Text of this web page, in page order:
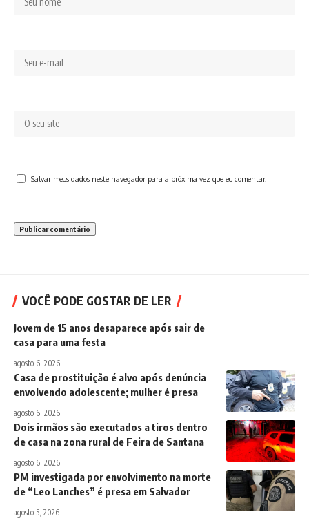
Salvar meus dados neste navegador para a próxima vez que eu comentar.
VOCÊ PODE GOSTAR DE LER
Jovem de 15 anos desaparece após sair de
casa para uma festa
agosto 6, 2026
Casa de prostituição é alvo após denúncia
envolvendo adolescente; mulher é presa
agosto 6, 2026
Dois irmãos são executados a tiros dentro
de casa na zona rural de Feira de Santana
agosto 6, 2026
PM investigada por envolvimento na morte
de “Leo Lanches” é presa em Salvador
agosto 5, 2026